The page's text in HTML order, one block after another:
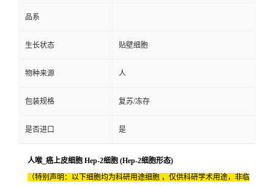
品系
生长状态 贴壁细胞
物种来源 人
包装规格 复苏/冻存
是否进口 是
人喉_癌上皮细胞 Hep-2细胞 (Hep-2细胞形态)
（特别声明：以下细胞均为科研用途细胞 ，仅供科研学术用途，非临